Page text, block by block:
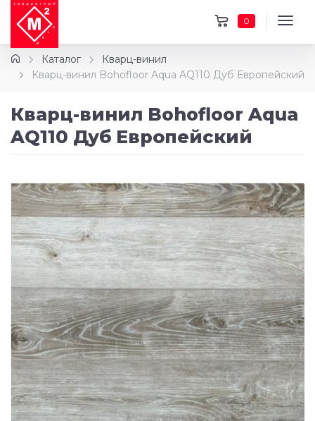
0
Каталог
Кварц-винил
Кварц-винил Bohofloor Aqua AQ110 Дуб Европейский
Кварц-винил Bohofloor Aqua
AQ110 Дуб Европейский